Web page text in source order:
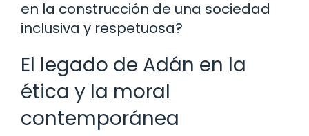
en la construcción de una sociedad
inclusiva y respetuosa?
El legado de Adán en la
ética y la moral
contemporánea